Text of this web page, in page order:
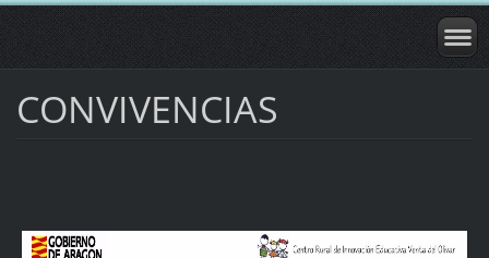
CONVIVENCIAS